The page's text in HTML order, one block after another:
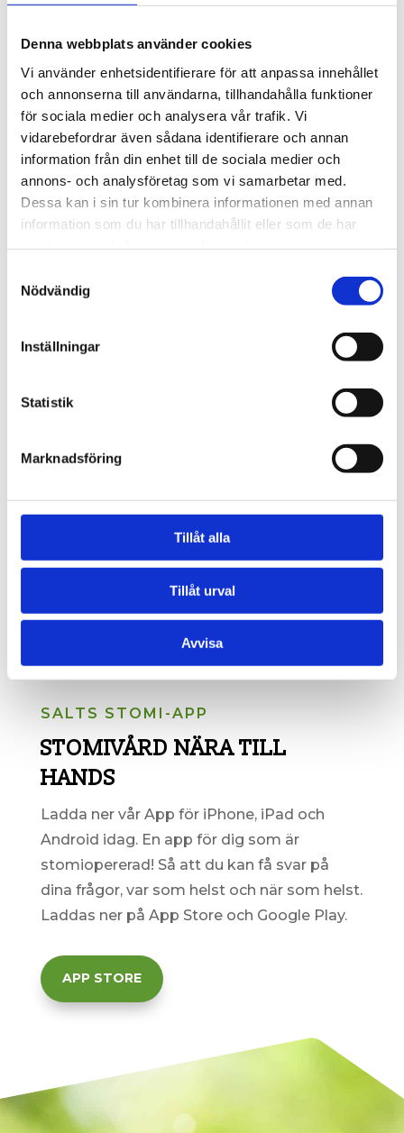
Denna webbplats använder cookies
Vi använder enhetsidentifierare för att anpassa innehållet
och annonserna till användarna, tillhandahålla funktioner
för sociala medier och analysera vår trafik. Vi
vidarebefordrar även sådana identifierare och annan
information från din enhet till de sociala medier och
annons- och analysföretag som vi samarbetar med.
Dessa kan i sin tur kombinera informationen med annan
information som du har tillhandahållit eller som de har
Nödvändig
Inställningar
Statistik
Marknadsföring
Tillåt alla
Tillåt urval
Avvisa
Kemoterapi
Leva med stomi
Mitt professionella perspektiv
Stomivård
Vårdpersonal
Meta
Logga in
Flöde för inlägg
Flöde för kommentarer
SALTS STOMI-APP
STOMIVÅRD NÄRA TILL
HANDS
Ladda ner vår App för iPhone, iPad och
Android idag. En app för dig som är
stomiopererad! Så att du kan få svar på
dina frågor, var som helst och när som helst.
Laddas ner på App Store och Google Play.
APP STORE